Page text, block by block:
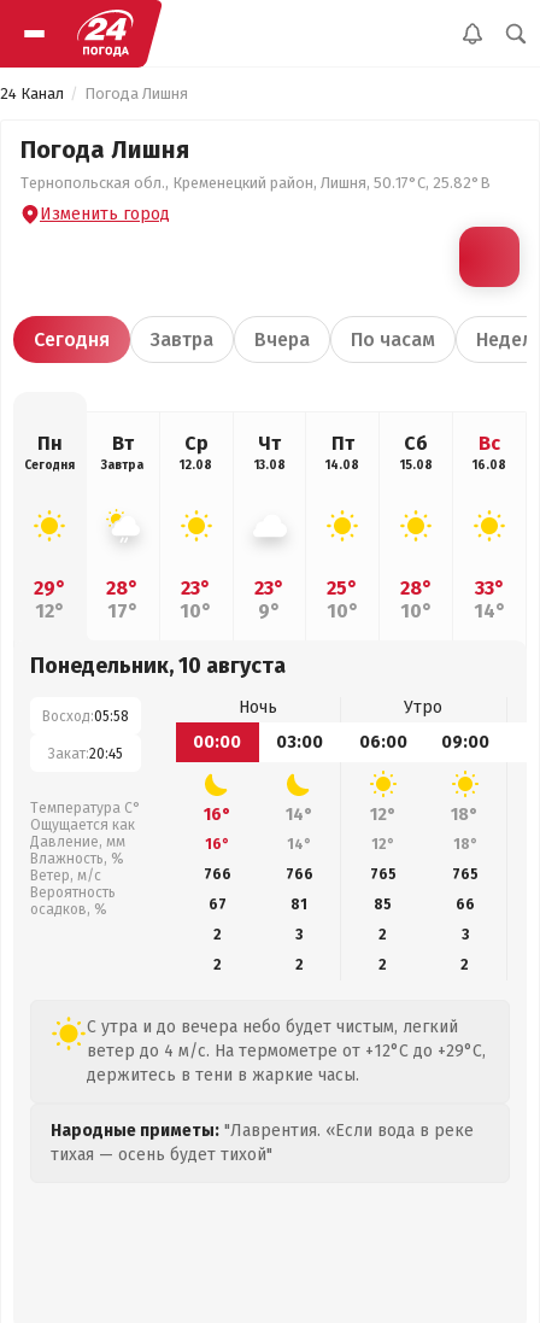
24 Канал Погода Лишня
Погода Лишня
Тернопольская обл., Кременецкий район, Лишня, 50.17°С, 25.82°В
Изменить город
Сегодня Завтра Вчера По часам
Пн
Сегодня
29°
12°
Вт
Завтра
28°
17°
Ср
12.08
23°
10°
Чт
13.08
23°
9°
Пт
14.08
25°
10°
Сб
15.08
28°
10°
Вс
16.08
33°
14°
Понедельник, 10 августа
Восход:05:58
Закат:20:45
Температура С°
Ощущается как
Давление, мм
Влажность, %
Ветер, м/с
Вероятность
осадков, %
Ночь
Утро
00:00
03:00 06:00 09:00
16° 14° 12° 18°
16° 14° 12° 18°
766
766 765 765
67
81 85 66
2
3 2
3
2
2 2 2
С утра и до вечера небо будет чистым, легкий
ветер до 4 м/с. На термометре от +12°C до +29°C,
держитесь в тени в жаркие часы.
Народные приметы: "Лаврентия. «Если вода в реке
тихая — осень будет тихой"